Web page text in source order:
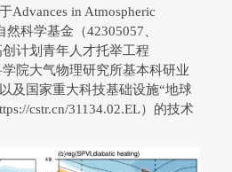
Advances in Atmospheric
然科学基金（42305057、
计划青年人才托举工程
学院大气物理研究所基本科研业
及国家重大科技基础设施“地球
cstr.cn/31134.02.EL）的技术